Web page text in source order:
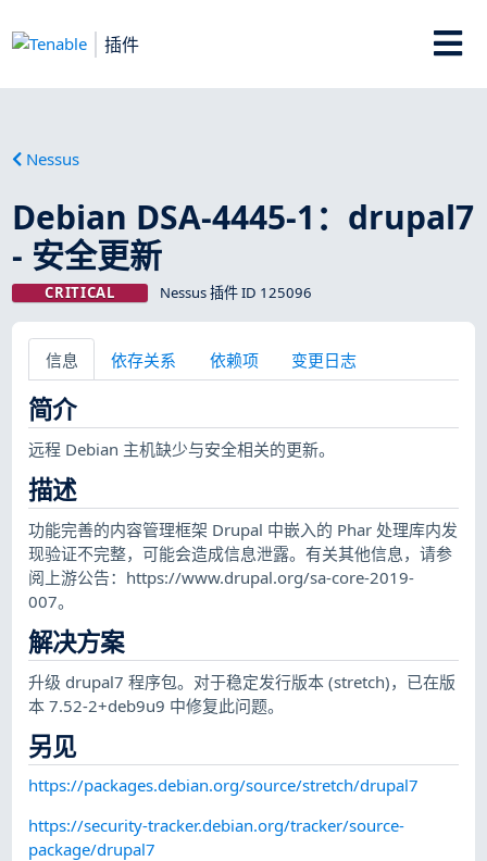
插件
Nessus
Debian DSA-4445-1：drupal7
- 安全更新
CRITICAL Nessus 插件 ID 125096
信息 依存关系 依赖项 变更日志
简介
远程 Debian 主机缺少与安全相关的更新。
描述
功能完善的内容管理框架 Drupal 中嵌入的 Phar 处理库内发
现验证不完整，可能会造成信息泄露。有关其他信息，请参
阅上游公告：https://www.drupal.org/sa-core-2019-
007。
解决方案
升级 drupal7 程序包。对于稳定发行版本 (stretch)，已在版
本 7.52-2+deb9u9 中修复此问题。
另见
https://packages.debian.org/source/stretch/drupal7
https://security-tracker.debian.org/tracker/source-
package/drupal7